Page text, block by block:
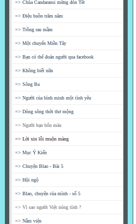
=> Chùa Candaransi mừng đón Tết
=> Điệu buồn trăm năm
=> Trồng rau mầm
=> Một chuyến Miền Tây
=> Bạn có thể đoán người qua facebook
=> Không biết nữa
=> Sông Ba
=> Người của bình minh một tình yêu
=> Dòng sông thời thơ mộng
=> Người bạn bốn màu
=> Lời xin lỗi muộn màng
=> Mục Ý Kiến
=> Chuyện Blao - Bài 5
=> Hội ngộ
=> Blao, chuyện của mình - số 5
=> Vì sao người Việt nóng tính ?
=> Nằm viện